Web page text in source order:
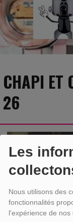
Les
Nous utilisons des
fonctionnalités
l'expérience de nos
CHAPI ET
26